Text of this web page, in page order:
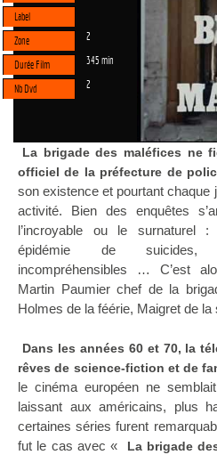
Label
Zone
2
Durée Film 345 min
Nb Dvd 2
La brigade des maléfices ne
officiel de la préfecture de
son existence et pourtant chaque
activité. Bien des enquêtes
l’incroyable ou le surnaturel :
épidémie de suicides,
incompréhensibles … C’est
Martin Paumier chef de la
Holmes de la féérie, Maigret de la
Dans les années 60 et 70, la
rêves de science-fiction et de
le cinéma européen ne
laissant aux américains, plus
certaines séries furent
fut le cas avec «
La brigade